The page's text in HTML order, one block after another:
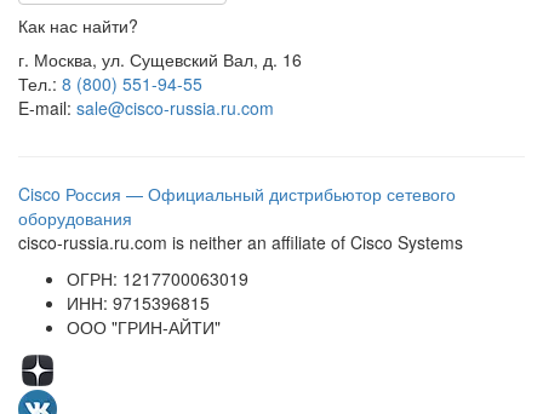
Как нас найти?
г. Москва, ул. Сущевский Вал, д. 16
Тел.: 8 (800) 551-94-55
E-mail: sale@cisco-russia.ru.com
Cisco Россия — Официальный дистрибьютор сетевого
оборудования
cisco-russia.ru.com is neither an affiliate of Cisco Systems
ОГРН: 1217700063019
ИНН: 9715396815
ООО "ГРИН-АЙТИ"